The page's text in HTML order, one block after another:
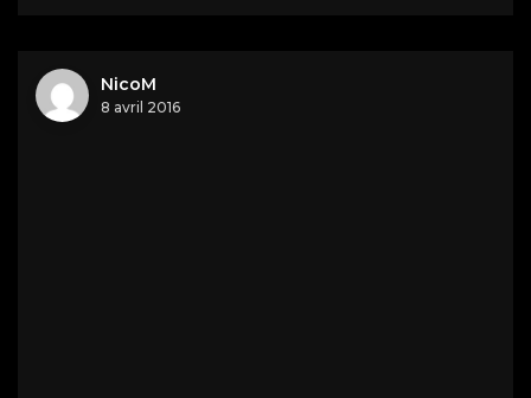
NicoM
8 avril 2016